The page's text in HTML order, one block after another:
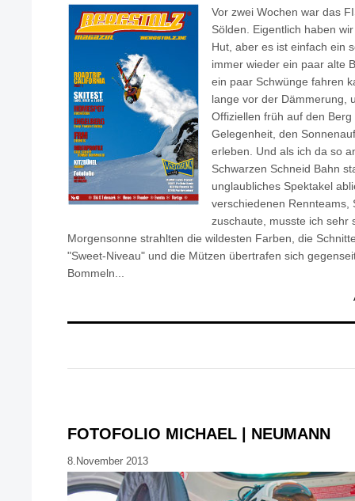
Vor zwei Wochen war das
Sölden. Eigentlich haben
Hut, aber es ist einfach ein
immer wieder ein paar alte
ein paar Schwünge fahren
lange vor der Dämmerung,
Offiziellen früh auf den
Gelegenheit, den
erleben. Und als ich da so
Schwarzen Schneid Bahn
unglaubliches Spektakel
verschiedenen Rennteams,
zuschaute, musste ich sehr
Morgensonne strahlten die wildesten Farben, die
"Sweet-Niveau" und die Mützen übertrafen sich
Bommeln...
FOTOFOLIO MICHAEL | NEUMANN
8.November 2013